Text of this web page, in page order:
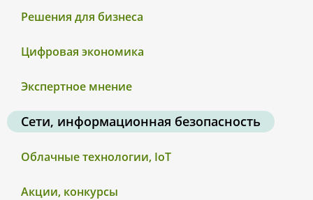
Решения для бизнеса
Цифровая экономика
Экспертное мнение
Сети, информационная безопасность
Облачные технологии, IoT
Акции, конкурсы